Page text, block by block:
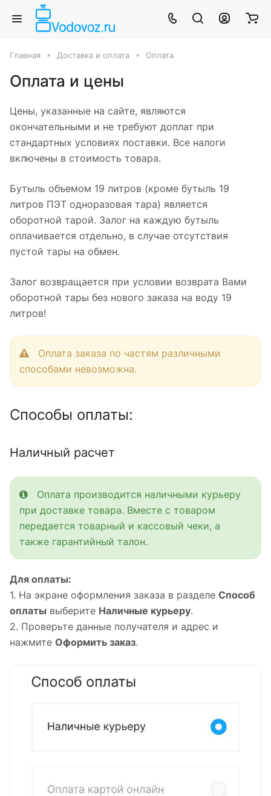
Главная Доставка и оплата Оплата
Оплата и цены
Цены, указанные на сайте, являются
окончательными и не требуют доплат при
стандартных условиях поставки. Все налоги
включены в стоимость товара.
Бутыль объемом 19 литров (кроме бутыль 19
литров ПЭТ одноразовая тара) является
оборотной тарой. Залог на каждую бутыль
оплачивается отдельно, в случае отсутствия
пустой тары на обмен.
Залог возвращается при условии возврата Вами
оборотной тары без нового заказа на воду 19
литров!
Оплата заказа по частям различными
способами невозможна.
Способы оплаты:
Наличный расчет
Оплата производится наличными курьеру
при доставке товара. Вместе с товаром
передается товарный и кассовый чеки, а
также гарантийный талон.
Для оплаты:
1. На экране оформления заказа в разделе Способ
оплаты выберите Наличные курьеру.
2. Проверьте данные получателя и адрес и
нажмите Оформить заказ.